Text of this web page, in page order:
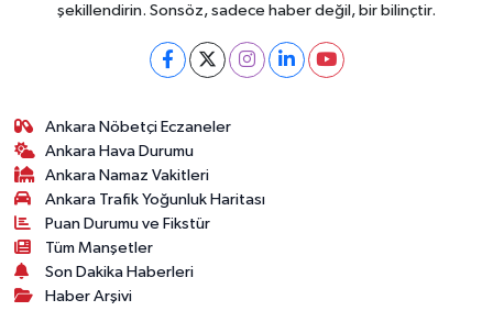
şekillendirin. Sonsöz, sadece haber değil, bir bilinçtir.
Ankara Nöbetçi Eczaneler
Ankara Hava Durumu
Ankara Namaz Vakitleri
Ankara Trafik Yoğunluk Haritası
Puan Durumu ve Fikstür
Tüm Manşetler
Son Dakika Haberleri
Haber Arşivi